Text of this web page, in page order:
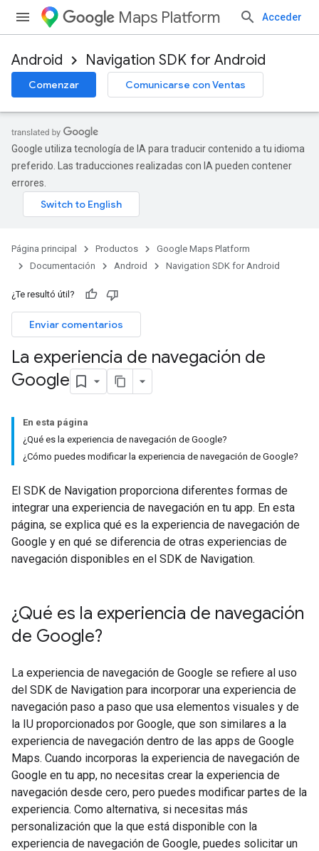
Maps Platform Acceder
Android Navigation SDK for Android
Comenzar Comunicarse con Ventas
Google utiliza tecnología de IA para traducir contenido a tu idioma
preferido. Las traducciones realizadas con IA pueden contener
errores.
Página principal Productos
Google Maps Platform
Documentación
Android Navigation SDK for Android
¿Te resultó útil?
Enviar comentarios
La experiencia de navegación de
Google
En esta página
¿Qué es la experiencia de navegación de Google?
¿Cómo puedes modificar la experiencia de navegación de Google?
El SDK de Navigation proporciona diferentes formas de
integrar una experiencia de navegación en tu app. En esta
página, se explica qué es la experiencia de navegación de
Google y en qué se diferencia de otras experiencias de
navegación disponibles en el SDK de Navigation.
¿Qué es la experiencia de navegación
de Google?
La experiencia de navegación de Google se refiere al uso
del SDK de Navigation para incorporar una experiencia de
navegación paso a paso que usa elementos visuales y de
la IU proporcionados por Google, que son similares a la
experiencia de navegación dentro de las apps de Google
Maps. Cuando incorporas la experiencia de navegación de
Google en tu app, no necesitas crear la experiencia de
navegación desde cero, pero puedes modificar partes de la
experiencia. Como alternativa, si necesitas más
personalización que la que está disponible con la
experiencia de navegación de Google, puedes solicitar un